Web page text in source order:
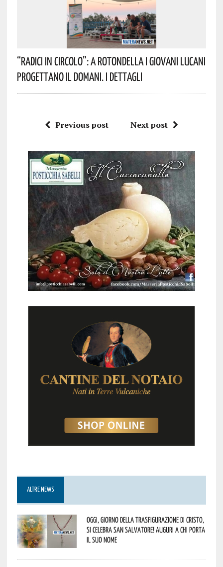
“Radici In Circolo”: A Rotondella I Giovani Lucani
Progettano Il Domani. I Dettagli
Previous post Next post
ALTRE NEWS
Oggi, giorno della Trasfigurazione di Cristo,
si celebra San Salvatore! Auguri a chi porta
il suo nome